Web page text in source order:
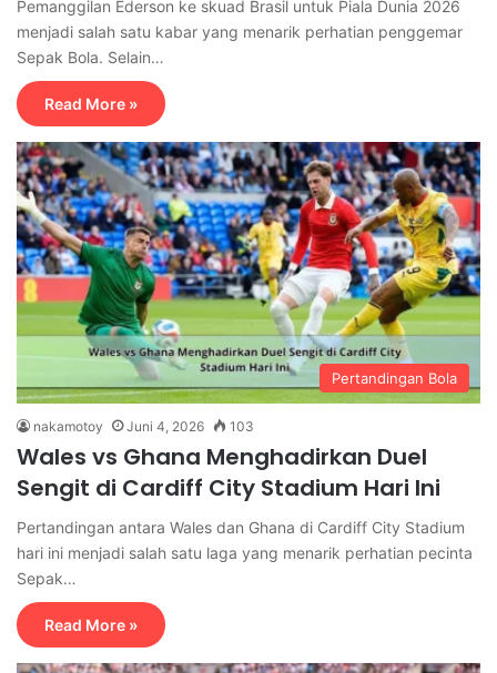
Pemanggilan Ederson ke skuad Brasil untuk Piala Dunia 2026
menjadi salah satu kabar yang menarik perhatian penggemar
Sepak Bola. Selain…
Read More »
Pertandingan Bola
nakamotoy Juni 4, 2026 103
Wales vs Ghana Menghadirkan Duel
Sengit di Cardiff City Stadium Hari Ini
Pertandingan antara Wales dan Ghana di Cardiff City Stadium
hari ini menjadi salah satu laga yang menarik perhatian pecinta
Sepak…
Read More »